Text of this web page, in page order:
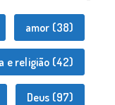
amor (38)
e religião (42)
Deus (97)